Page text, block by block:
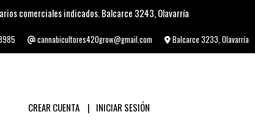
comerciales indicados. Balcarce 3243, Olavarría
cannabicultores420grow@gmail.com Balcarce 3233, Olavarría
CREAR CUENTA INICIAR SESIÓN